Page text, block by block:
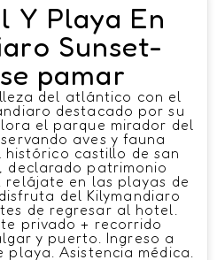
Y Playa En
Sunset-
pamar
del atlántico con el
destacado por su
el parque mirador del
aves y fauna
histórico castillo de san
declarado patrimonio
relájate en las playas de
del Kilymandiaro
de regresar al hotel.
privado + recorrido
y puerto. Ingreso a
playa. Asistencia médica.